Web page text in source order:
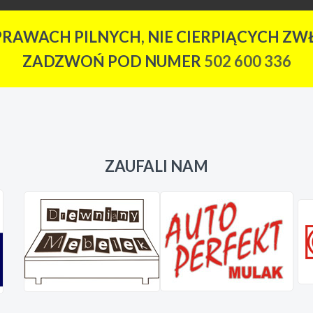
PILNYCH, NIE CIERPIĄCYCH
ZADZWOŃ POD NUMER 502 600 336
ZAUFALI NAM